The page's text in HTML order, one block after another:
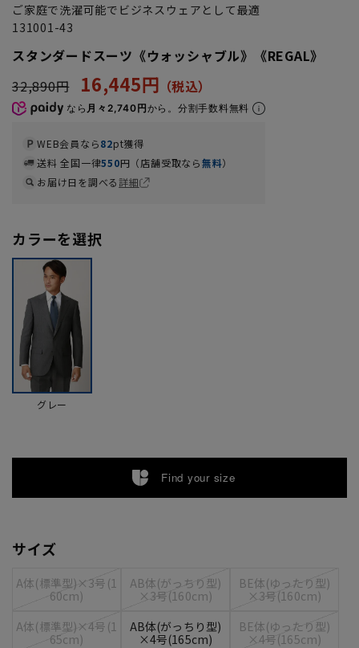
ご家庭で洗濯可能でビジネスウェアとして最適
131001-43
スタンダードスーツ《ウォッシャブル》《REGAL》
32,890円
16,445円
なら 月々2,740円から。分割手数料無料
WEB会員なら82pt獲得
送料 全国一律550円（店舗受取なら無料）
お届け日を調べる詳細
カラーを選択
グレー
Find your size
サイズ
A体(標準型)×3号(1
60cm)
AB体(がっちり型)
×3号(160cm)
BE体(ゆったり型)
×3号(160cm)
A体(標準型)×4号(1
65cm)
AB体(がっちり型)
×4号(165cm)
BE体(ゆったり型)
×4号(165cm)